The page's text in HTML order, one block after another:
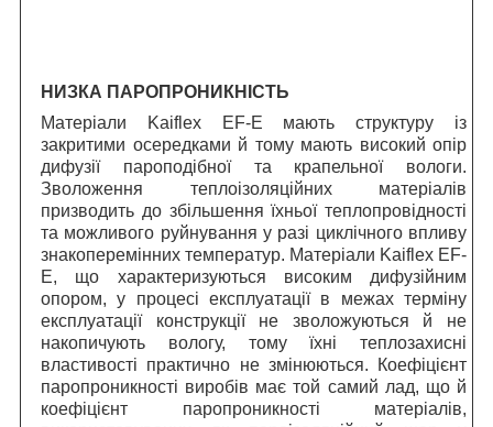
НИЗКА ПАРОПРОНИКНІСТЬ
Матеріали Kaiflex EF-E мають структуру із
закритими осередками й тому мають високий опір
дифузії пароподібної та крапельної вологи.
Зволоження теплоізоляційних матеріалів
призводить до збільшення їхньої теплопровідності
та можливого руйнування у разі циклічного впливу
знакоперемінних температур. Матеріали Kaiflex EF-
E, що характеризуються високим дифузійним
опором, у процесі експлуатації в межах терміну
експлуатації конструкції не зволожуються й не
накопичують вологу, тому їхні теплозахисні
властивості практично не змінюються. Коефіцієнт
паропроникності виробів має той самий лад, що й
коефіцієнт паропроникності матеріалів,